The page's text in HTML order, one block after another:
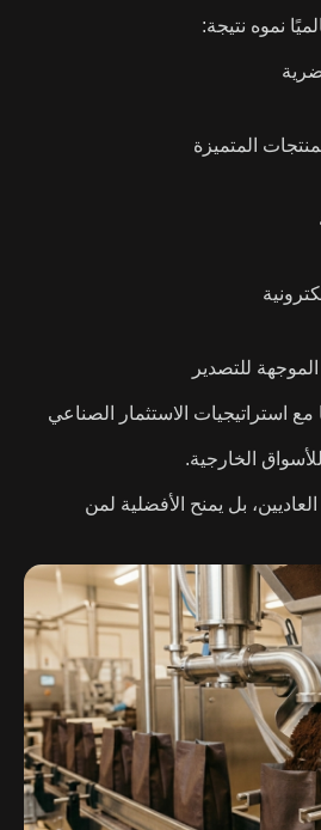
نموه نتيجة:
المتميزة
للتصدير
مع استراتيجيات الاستثمار الصناعي
الخارجية.
بل يمنح الأفضلية لمن